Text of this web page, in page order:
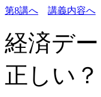
第8講へ 講義内容へ
経済デ
正しい？